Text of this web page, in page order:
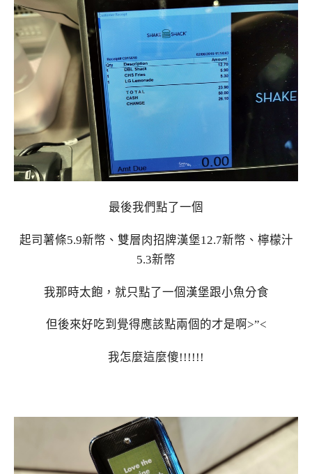
最後我們點了一個
起司薯條5.9新幣、雙層肉招牌漢堡12.7新幣、檸檬汁
5.3新幣
我那時太飽，就只點了一個漢堡跟小魚分食
但後來好吃到覺得應該點兩個的才是啊>”<
我怎麼這麼傻!!!!!!